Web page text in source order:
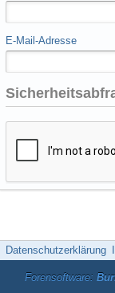
E-Mail-Adresse
Datenschutzerklärung
Forensoftware: